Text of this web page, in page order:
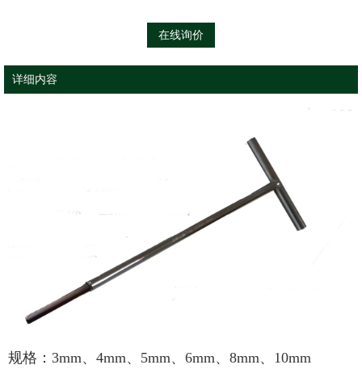
在线询价
详细内容
规格：3mm、4mm、5mm、6mm、8mm、10mm